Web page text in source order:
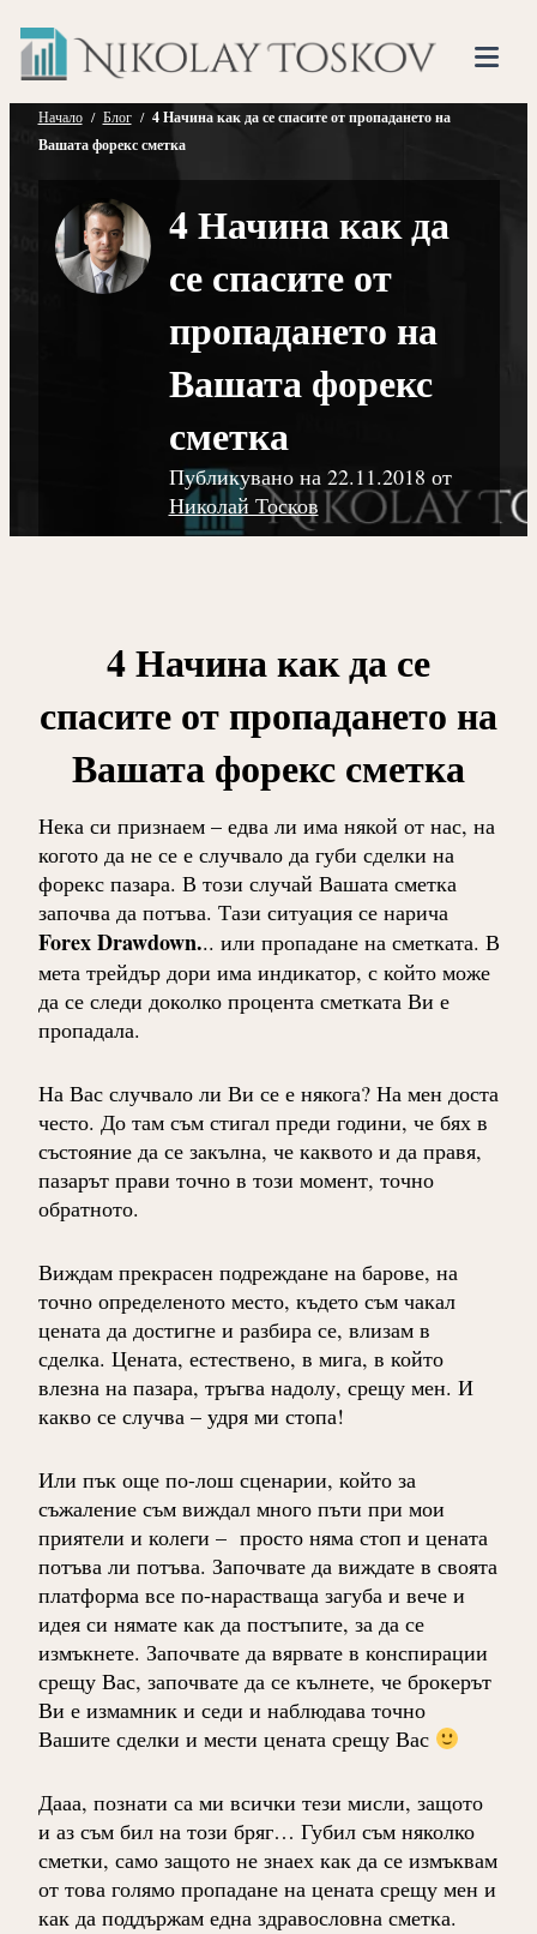
Прескочете
към
съдържанието
Финансов
Начало / Блог / 4 Начина как да се спасите от пропадането на
Вашата форекс сметка
4 Начина как да
се спасите от
пропадането на
Вашата форекс
сметка
Публикувано на 22.11.2018 от
Николай Тосков
4 Начина как да се
спасите от пропадането на
Вашата форекс сметка
Нека си признаем – едва ли има някой от нас, на
когото да не се е случвало да губи сделки на
форекс пазара. В този случай Вашата сметка
започва да потъва. Тази ситуация се нарича
Forex Drawdown... или пропадане на сметката. В
мета трейдър дори има индикатор, с който може
да се следи доколко процента сметката Ви е
пропадала.
На Вас случвало ли Ви се е някога? На мен доста
често. До там съм стигал преди години, че бях в
състояние да се закълна, че каквото и да правя,
пазарът прави точно в този момент, точно
обратното.
Виждам прекрасен подреждане на барове, на
точно определеното место, където съм чакал
цената да достигне и разбира се, влизам в
сделка. Цената, естествено, в мига, в който
влезна на пазара, тръгва надолу, срещу мен. И
какво се случва – удря ми стопа!
Или пък още по-лош сценарии, който за
съжаление съм виждал много пъти при мои
приятели и колеги – просто няма стоп и цената
потъва ли потъва. Започвате да виждате в своята
платформа все по-нарастваща загуба и вече и
идея си нямате как да постъпите, за да се
измъкнете. Започвате да вярвате в конспирации
срещу Вас, започвате да се кълнете, че брокерът
Ви е измамник и седи и наблюдава точно
Вашите сделки и мести цената срещу Вас
Дааа, познати са ми всички тези мисли, защото
и аз съм бил на този бряг… Губил съм няколко
сметки, само защото не знаех как да се измъквам
от това голямо пропадане на цената срещу мен и
как да поддържам една здравословна сметка.